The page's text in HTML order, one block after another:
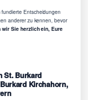
Entscheidungen
anderer zu kennen, bevor
wir Sie herzlich ein, Eure
St. Burkard
Kirchahorn,